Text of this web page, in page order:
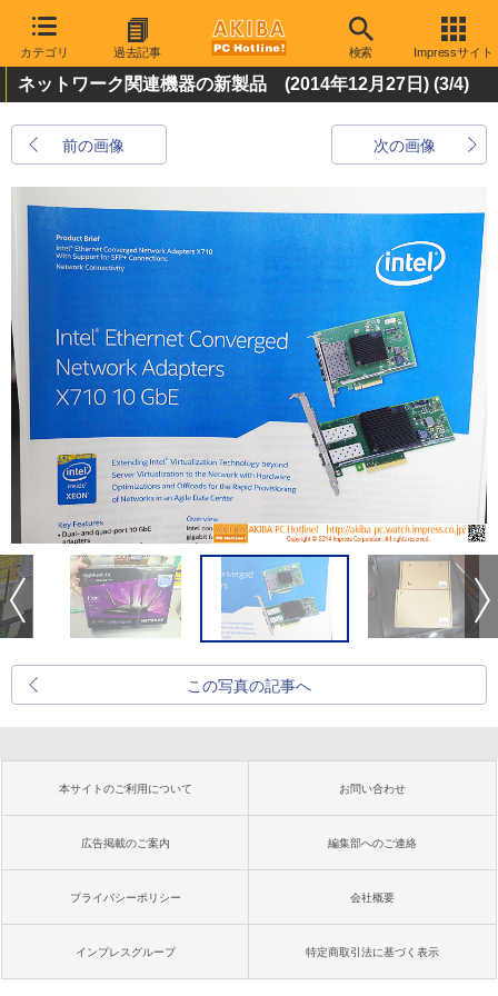
カテゴリ 過去記事 検索 Impressサイト
ネットワーク関連機器の新製品 (2014年12月27日) (3/4)
前の画像 次の画像
この写真の記事へ
本サイトのご利用について お問い合わせ
広告掲載のご案内 編集部へのご連絡
プライバシーポリシー 会社概要
インプレスグループ 特定商取引法に基づく表示